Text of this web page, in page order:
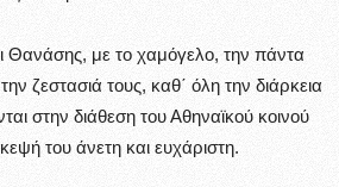
Θανάσης, με το χαμόγελο, την πάντα
ζεστασιά τους, καθ΄ όλη την διάρκεια
στην διάθεση του Αθηναϊκού κοινού
του άνετη και ευχάριστη.